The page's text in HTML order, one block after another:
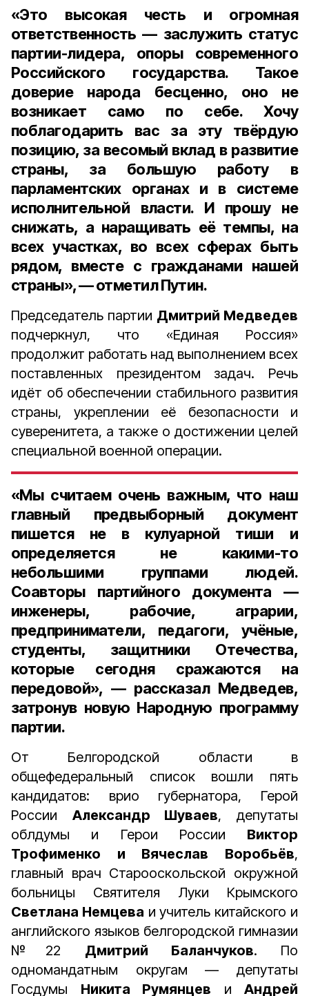
«Это высокая честь и огромная
ответственность — заслужить статус
партии-лидера, опоры современного
Российского государства. Такое
доверие народа бесценно, оно не
возникает само по себе. Хочу
поблагодарить вас за эту твёрдую
позицию, за весомый вклад в развитие
страны, за большую работу в
парламентских органах и в системе
исполнительной власти. И прошу не
снижать, а наращивать её темпы, на
всех участках, во всех сферах быть
рядом, вместе с гражданами нашей
страны», — отметил Путин.
Председатель партии Дмитрий Медведев
подчеркнул, что «Единая Россия»
продолжит работать над выполнением всех
поставленных президентом задач. Речь
идёт об обеспечении стабильного развития
страны, укреплении её безопасности и
суверенитета, а также о достижении целей
специальной военной операции.
«Мы считаем очень важным, что наш
главный предвыборный документ
пишется не в кулуарной тиши и
определяется не какими-то
небольшими группами людей.
Соавторы партийного документа —
инженеры, рабочие, аграрии,
предприниматели, педагоги, учёные,
студенты, защитники Отечества,
которые сегодня сражаются на
передовой», — рассказал Медведев,
затронув новую Народную программу
партии.
От Белгородской области в
общефедеральный список вошли пять
кандидатов: врио губернатора, Герой
России Александр Шуваев, депутаты
облдумы и Герои России Виктор
Трофименко и Вячеслав Воробьёв,
главный врач Старооскольской окружной
больницы Святителя Луки Крымского
Светлана Немцева и учитель китайского и
английского языков белгородской гимназии
№22 Дмитрий Баланчуков. По
одномандатным округам — депутаты
Госдумы Никита Румянцев и Андрей